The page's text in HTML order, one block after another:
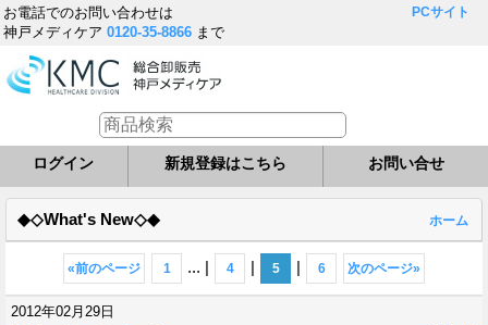
お電話でのお問い合わせは
神戸メディケア 0120-35-8866 まで
PCサイト
ログイン 新規登録はこちら お問い合せ
◆◇What's New◇◆ ホーム
«前のページ 1 ... | 4 | 5 | 6 次のページ»
2012年02月29日